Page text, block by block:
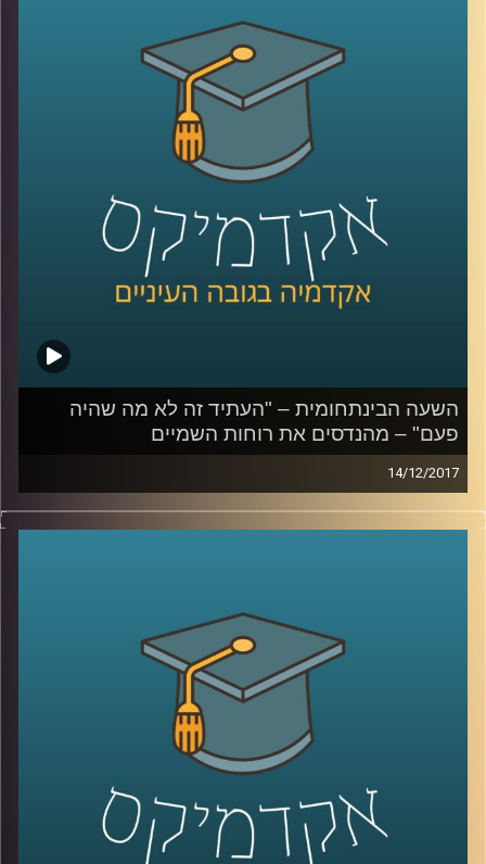
ציבורית, אך לפי האו"ם מאות אלפי בני אדם
משלמים בחייהם כתוצאה מהמשבר הסניטרי
החמור. תמר עקוב על המסע שלה בהודו, שם
חקרה לעומק את הסוגיה ועמדה על פתרונות
אפשריים, וגם כיצד בעיות של שוויון, מגדר,
תרבות ופערים כלכליים משתקפים בבתי
השימוש שלנו .
AudioVersity
השעה הבינתחומית – "העתיד זה לא מה שהיה
פעם" – מהנדסים את רוחות השמיים
14/12/2017
כשהמלחמה בהתחממות הגלובלית לא בהכרח
הארץ. פרופסור יואב יאיר על המיזמים הנועזים
והמגלומניים ביותר בתחום. החל מצביעת
הכבישים והמדרכות בלבן דרך דישון
האוקיינוסים ועד זריעת נחילים של לווינים בחלל
שישמשו כתריס מבוקר מפני קרני השמש
קרדיט תמונות: AudioVersity